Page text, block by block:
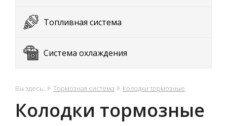
Топливная система
Система охлаждения
Вы здесь: Тормозная система Колодки тормозные
Колодки тормозные